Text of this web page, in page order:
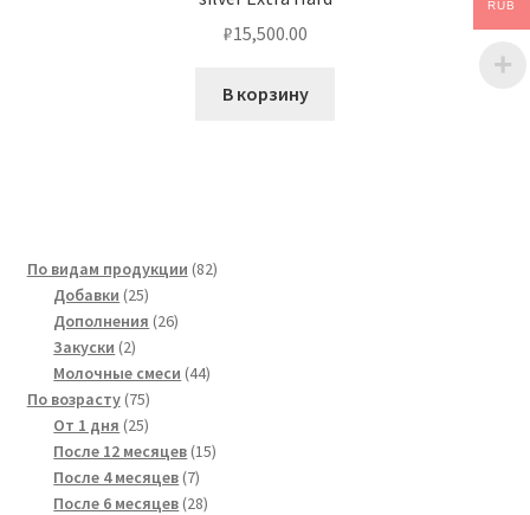
₽15,500.00
В корзину
По видам продукции 8282
Добавки 2525
товаров
Дополнения 2626
Закуски 22
товара
Молочные смеси 4444
По возрасту 7575
товаров
От 1 дня 2525
товаров
После 12 месяцев 1515
После 4 месяцев 77
товаров
После 6 месяцев 2828
RUB